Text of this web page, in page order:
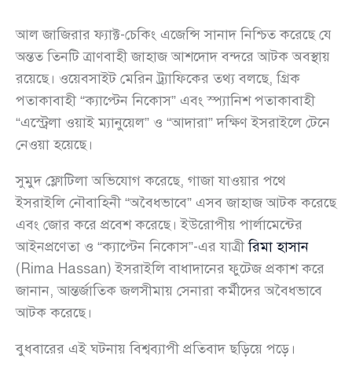
আল জাজিরার ফ্যাক্ট-চেকিং এজেন্সি সানাদ নিশ্চিত করেছে যে
অন্তত তিনটি ত্রাণবাহী জাহাজ আশদোদ বন্দরে আটক অবস্থায়
রয়েছে। ওয়েবসাইট মেরিন ট্র্যাফিকের তথ্য বলছে, গ্রিক
পতাকাবাহী “ক্যাপ্টেন নিকোস” এবং স্প্যানিশ পতাকাবাহী
“এস্ট্রেলা ওয়াই ম্যানুয়েল” ও “আদারা” দক্ষিণ ইসরাইলে টেনে
নেওয়া হয়েছে।
সুমুদ ফ্লোটিলা অভিযোগ করেছে, গাজা যাওয়ার পথে
ইসরাইলি নৌবাহিনী “অবৈধভাবে” এসব জাহাজ আটক করেছে
এবং জোর করে প্রবেশ করেছে। ইউরোপীয় পার্লামেন্টের
আইনপ্রণেতা ও “ক্যাপ্টেন নিকোস”-এর যাত্রীরিমা হাসান
(Rima Hassan) ইসরাইলি বাধাদানের ফুটেজ প্রকাশ করে
জানান, আন্তর্জাতিক জলসীমায় সেনারা কর্মীদের অবৈধভাবে
আটক করেছে।
বুধবারের এই ঘটনায় বিশ্বব্যাপী প্রতিবাদ ছড়িয়ে পড়ে।